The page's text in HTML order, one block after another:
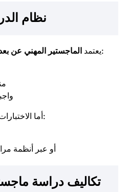
نظام
يعتمد الماجستير المهني عن على:
أما الاختبارات النهائية، ففي بعض البرامج:
أو عبر أنظمة
تكاليف دراسة